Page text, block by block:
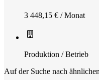
3 448,15 € / Monat
Produktion / Betrieb
Auf der Suche nach